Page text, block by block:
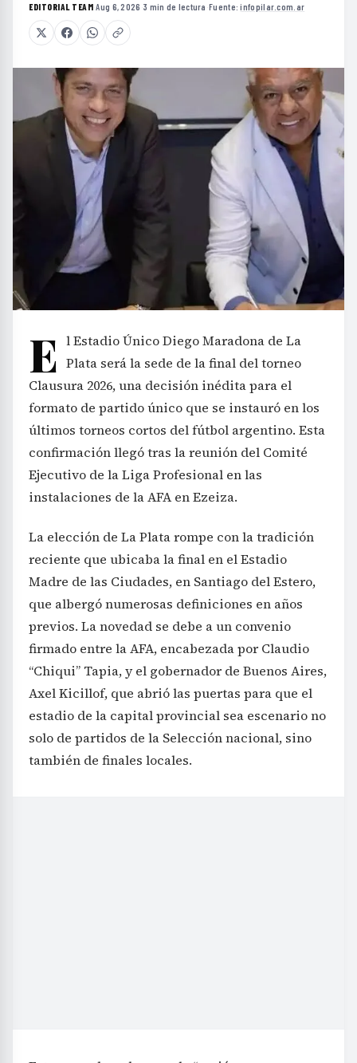
EDITORIAL TEAM·Aug 6, 2026 ·3 min de lectura ·Fuente:infopilar.com.ar
E l Estadio Único Diego Maradona de La
Plata será la sede de la final del torneo
Clausura 2026, una decisión inédita para el
formato de partido único que se instauró en los
últimos torneos cortos del fútbol argentino. Esta
confirmación llegó tras la reunión del Comité
Ejecutivo de la Liga Profesional en las
instalaciones de la AFA en Ezeiza.
La elección de La Plata rompe con la tradición
reciente que ubicaba la final en el Estadio
Madre de las Ciudades, en Santiago del Estero,
que albergó numerosas definiciones en años
previos. La novedad se debe a un convenio
firmado entre la AFA, encabezada por Claudio
“Chiqui” Tapia, y el gobernador de Buenos Aires,
Axel Kicillof, que abrió las puertas para que el
estadio de la capital provincial sea escenario no
solo de partidos de la Selección nacional, sino
también de finales locales.